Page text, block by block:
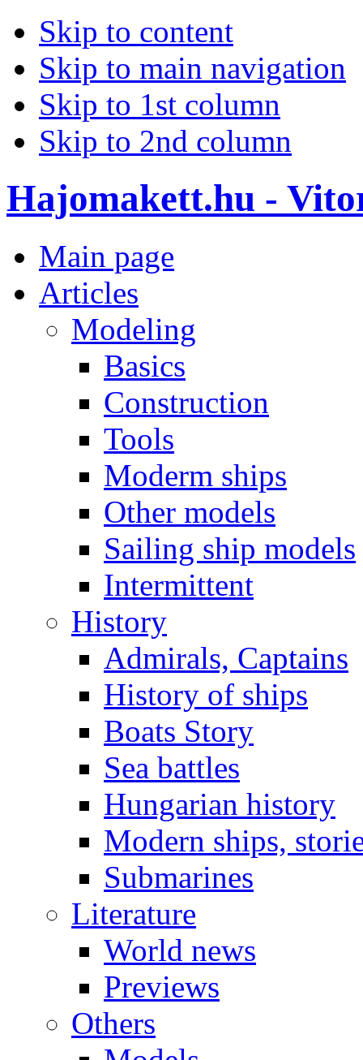
Skip to content
Skip to main navigation
Skip to 1st column
Skip to 2nd column
Hajomakett.hu -
Main page
Articles
Modeling
Basics
Construction
Tools
Moderm ships
Other models
Sailing ship models
Intermittent
History
Admirals, Captains
History of ships
Boats Story
Sea battles
Hungarian history
Modern ships,
Submarines
Literature
World news
Previews
Others